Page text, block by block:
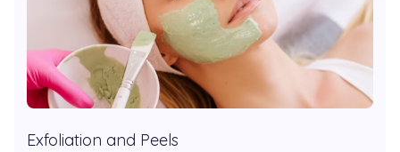
Exfoliation and Peels